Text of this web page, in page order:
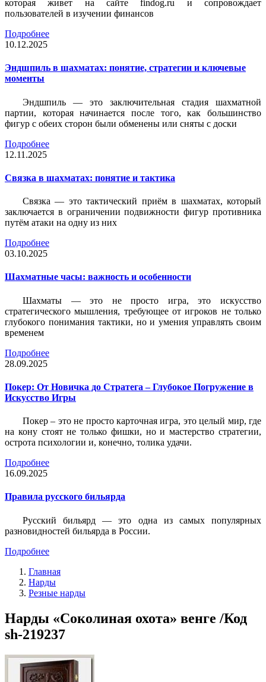
которая живет на сайте findog.ru и сопровождает
пользователей в изучении финансов
Подробнее
10.12.2025
Эндшпиль в шахматах: понятие, стратегии и ключевые
моменты
Эндшпиль — это заключительная стадия шахматной
партии, которая начинается после того, как большинство
фигур с обеих сторон были обменены или сняты с доски
Подробнее
12.11.2025
Связка в шахматах: понятие и тактика
Связка — это тактический приём в шахматах, который
заключается в ограничении подвижности фигур противника
путём атаки на одну из них
Подробнее
03.10.2025
Шахматные часы: важность и особенности
Шахматы — это не просто игра, это искусство
стратегического мышления, требующее от игроков не только
глубокого понимания тактики, но и умения управлять своим
временем
Подробнее
28.09.2025
Покер: От Новичка до Стратега – Глубокое Погружение в
Искусство Игры
Покер – это не просто карточная игра, это целый мир, где
на кону стоят не только фишки, но и мастерство стратегии,
острота психологии и, конечно, толика удачи.
Подробнее
16.09.2025
Правила русского бильярда
Русский бильярд — это одна из самых популярных
разновидностей бильярда в России.
Подробнее
Главная
Нарды
Резные нарды
Нарды «Соколиная охота» венге /Код
sh-219237